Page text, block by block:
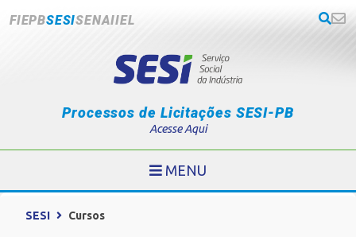
FIEPBSESISENAIIEL
Processos de Licitações SESI-PB
Acesse Aqui
MENU
SESI Cursos